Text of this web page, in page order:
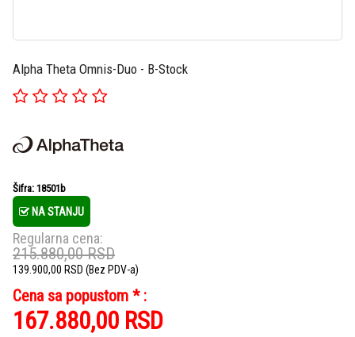
Alpha Theta Omnis-Duo - B-Stock
Šifra: 18501b
NA STANJU
Regularna cena:
215.880,00RSD
139.900,00 RSD (Bez PDV-a)
Cena sa popustom * :
167.880,00 RSD